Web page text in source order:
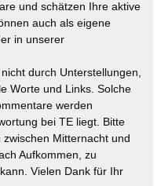
und schätzen Ihre aktive
auch als eigene
in unserer
durch Unterstellungen,
Worte und Links. Solche
werden
bei TE liegt. Bitte
Mitternacht und
Aufkommen, zu
Vielen Dank für Ihr